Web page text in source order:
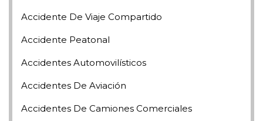
Accidente De Viaje Compartido
Accidente Peatonal
Accidentes Automovilísticos
Accidentes De Aviación
Accidentes De Camiones Comerciales